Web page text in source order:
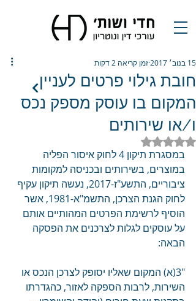
חובת גילוי פרטים לעניין
המקום בו עוסק מספק נכס
ו/או שירותים
15 בנוב׳ 2017 זמן קריאה 2 דקות
דירוג של NaN מתוך 5 כוכבים
במסגרת תיקון 4 לחוק איסור הפליה
במוצרים, בשירותים ובכניסה למקומות
ציבוריים, התשע"ז-2017, נעשה תיקון עקיף
לחוק הגנת הצרכן, התשמ"א-1981, אשר
הוסיף לרשימת הפרטים המהותיים אותם
על עוסקים לגלות לצרכנים את הפסקה
הבאה:
"3(א) המקום שאליו יסופק לצרכן הנכס או
השירות, לרבות הספקה לאזור, כהגדרתו